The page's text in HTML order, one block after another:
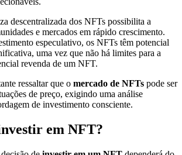
descentralizada dos NFTs possibilita a
e mercados em rápido crescimento.
especulativo, os NFTs têm potencial
uma vez que não há limites para a
revenda de um NFT.
ressaltar que o mercado de NFTs pode ser
de preço, exigindo uma análise
de investimento consciente.
em NFT?